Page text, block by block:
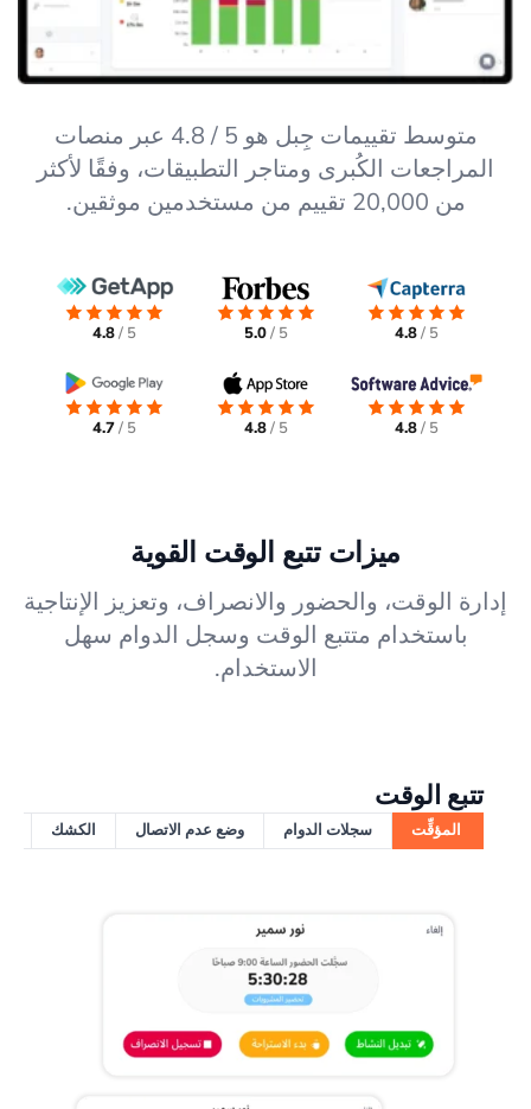
متوسط تقييمات جِبل هو 5 / 4.8 عبر منصات
المراجعات الكُبرى ومتاجر التطبيقات، وفقًا لأكثر
من 20,000 تقييم من مستخدمين موثقين.
5 /
4.8
5 /
5.0
5 /
4.8
5 /
4.8
5 /
4.8
5 /
4.7
ميزات تتبع الوقت القوية
إدارة الوقت، والحضور والانصراف، وتعزيز الإنتاجية
باستخدام متتبع الوقت وسجل الدوام سهل
الاستخدام.
تتبع الوقت
المؤقِّت سجلات الدوام وضع عدم الاتصال الكشك